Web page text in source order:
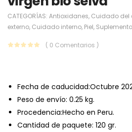
CATEGORÍAS: Antioxidanes, Cuidado del
externo, Cuidado interno, Piel,
( 0 Comentarios )
Fecha de caducidad:Octubre
Peso de envío: 0.25 kg.
Procedencia:Hecho en Peru.
Cantidad de paquete: 120 gr.